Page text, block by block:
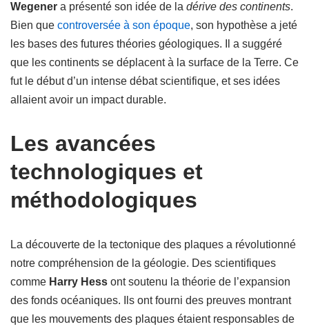
Wegener a présenté son idée de la dérive des continents.
Bien que controversée à son époque, son hypothèse a jeté
les bases des futures théories géologiques. Il a suggéré
que les continents se déplacent à la surface de la Terre. Ce
fut le début d’un intense débat scientifique, et ses idées
allaient avoir un impact durable.
Les avancées
technologiques et
méthodologiques
La découverte de la tectonique des plaques a révolutionné
notre compréhension de la géologie. Des scientifiques
comme Harry Hess ont soutenu la théorie de l’expansion
des fonds océaniques. Ils ont fourni des preuves montrant
que les mouvements des plaques étaient responsables de